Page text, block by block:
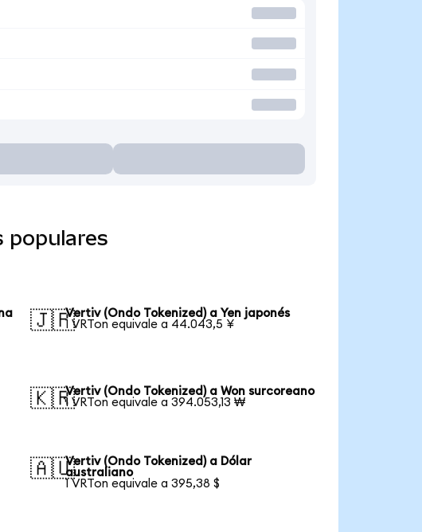
populares
🇯🇵Vertiv (Ondo Tokenized) a Yen japonés
1 VRTon equivale a 44.043,5 ¥
🇰🇷Vertiv (Ondo Tokenized) a Won surcoreano
1 VRTon equivale a 394.053,13 ₩
🇦🇺Vertiv (Ondo Tokenized) a Dólar
australiano
1 VRTon equivale a 395,38 $